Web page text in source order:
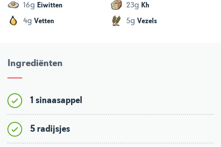
16g Eiwitten 23g Kh
4g Vetten 5g Vezels
Ingrediënten
1 sinaasappel
5 radijsjes